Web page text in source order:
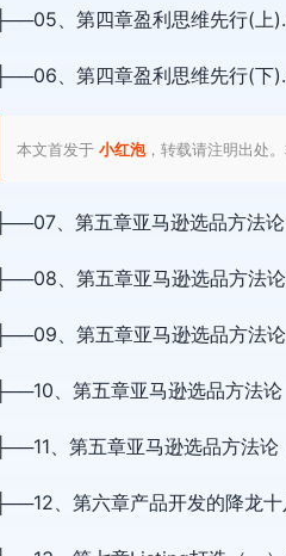
├──05、第四章盈利思维先行(上
├──06、第四章盈利思维先行(下
本文首发于 小红泡，转载请注明出处
├──07、第五章亚马逊选品方法
├──08、第五章亚马逊选品方法
├──09、第五章亚马逊选品方法
├──10、第五章亚马逊选品方法
├──11、第五章亚马逊选品方法论
├──12、第六章产品开发的降龙十